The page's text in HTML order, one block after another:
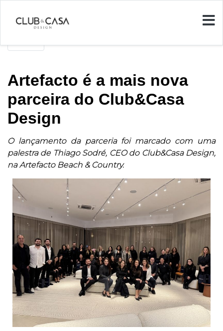
Artefacto é a mais nova
parceira do Club&Casa
Design
O lançamento da parceria foi marcado com uma
palestra de Thiago Sodré, CEO do Club&Casa Design,
na Artefacto Beach & Country.